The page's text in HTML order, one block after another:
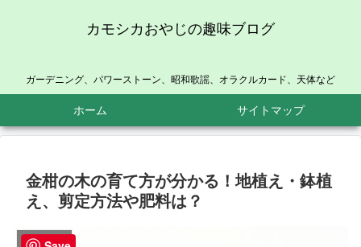
カモシカおやじの趣味ブログ
ガーデニング、パワーストーン、昭和歌謡、オラクルカード、天体など
ホーム サイトマップ
金柑の木の育て方が分かる！地植え・鉢植
え、剪定方法や肥料は？
ガーデニング